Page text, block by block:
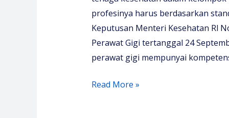
profesinya harus berdasarkan
Keputusan Menteri Kesehatan Rl
Perawat Gigi tertanggal 24
perawat gigi mempunyai
Pelatihan
Read More »